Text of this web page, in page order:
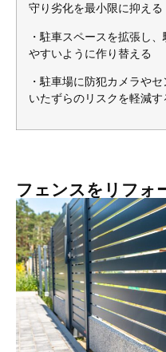
守り劣化を最小限に抑える
・駐車スペースを拡張し
やすいように作り替える
・駐車場に防犯カメラや
いたずらのリスクを軽減す
フェンスをリフォ